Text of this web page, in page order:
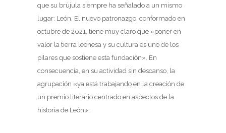
que su brújula siempre ha señalado a un mismo
lugar: León. El nuevo patronazgo, conformado en
octubre de 2021, tiene muy claro que «poner en
valor la tierra leonesa y su cultura es uno de los
pilares que sostiene esta fundación». En
consecuencia, en su actividad sin descanso, la
agrupación «ya está trabajando en la creación de
un premio literario centrado en aspectos de la
historia de León».